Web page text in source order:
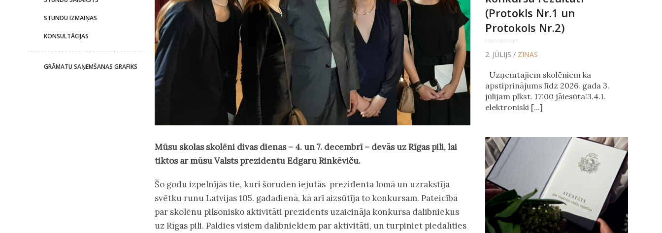
STUNDU IZMAIŅAS
KONSULTĀCIJAS
GRĀMATU SAŅEMŠANAS GRAFIKS
Mūsu skolas skolēni divas dienas – 4. un 7. decembrī – devās uz Rīgas pili, lai
tiktos ar mūsu Valsts prezidentu Edgaru Rinkēviču.
Šo godu izpelnījās tie, kuri šoruden iejutās prezidenta lomā un uzrakstīja
svētku runu Latvijas 105. gadadienā, kā arī aizsūtīja to konkursam. Pateicībā
par skolēnu pilsonisko aktivitāti prezidents uzaicināja konkursa dalībniekus
uz Rīgas pili. Paldies visiem dalībniekiem par aktivitāti, un turpiniet piedalīties
(Protokls Nr.1 un
Protokols Nr.2)
2. JŪLIJS / ZIŅAS
Uzņemtajiem skolēniem kā
apstiprinājums līdz 2026. gada 3.
jūlijam plkst. 17:00 jāiesūta:3.4.1.
elektroniski [...]